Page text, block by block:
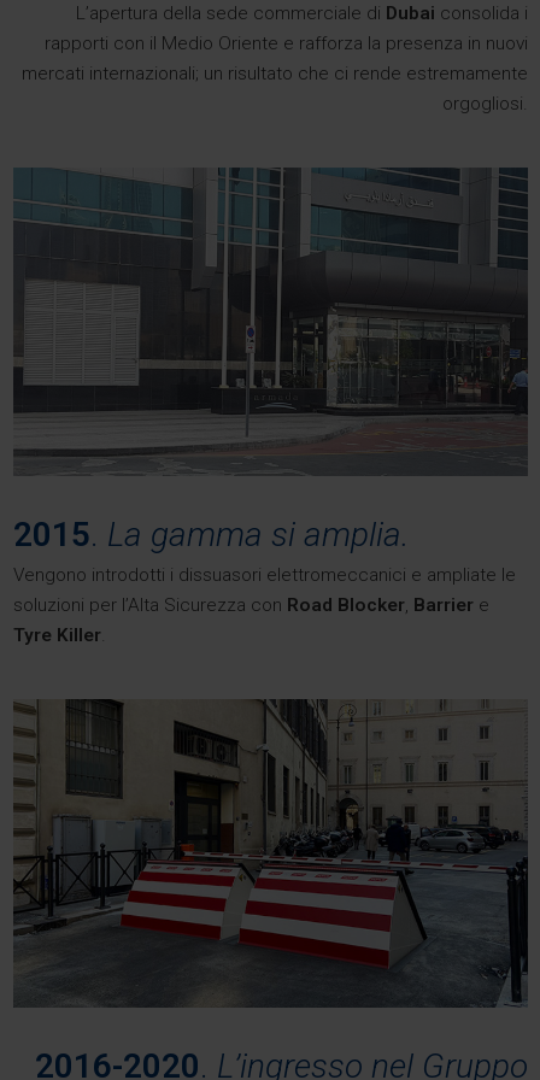
L’apertura della sede commerciale di Dubai consolida i
rapporti con il Medio Oriente e rafforza la presenza in nuovi
mercati internazionali; un risultato che ci rende estremamente
orgogliosi.
2015. La gamma si amplia.
Vengono introdotti i dissuasori elettromeccanici e ampliate le
soluzioni per l’Alta Sicurezza con Road Blocker, Barriere
Tyre Killer.
2016-2020. L’ingresso nel Gruppo